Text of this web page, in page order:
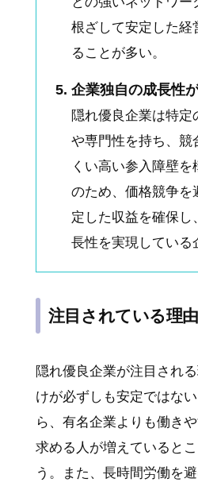
根ざして安定した経
ることが多い。
企業独自の成長性
隠れ優良企業は特
や専門性を持ち、競
くい高い参入障壁
のため、価格競争を
定した収益を確保し
長性を実現している
注目されている理
隠れ優良企業が注目され
けが必ずしも安定ではな
ら、有名企業よりも働き
求める人が増えていると
う。また、長時間労働を